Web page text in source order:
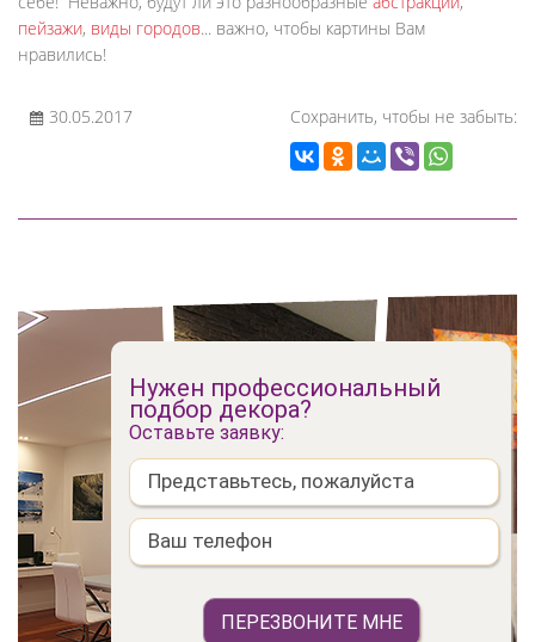
пейзажи, виды городов... важно, чтобы картины Вам
нравились!
30.05.2017 Сохранить, чтобы не забыть:
Нужен профессиональный
подбор декора?
Оставьте заявку: